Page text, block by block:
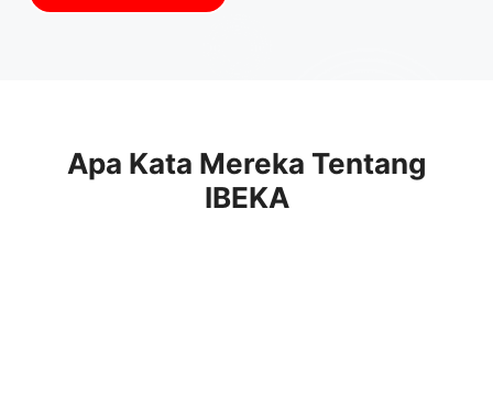
Apa Kata Mereka Tentang
IBEKA